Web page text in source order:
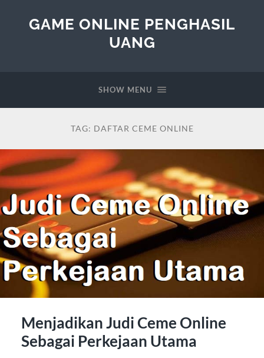
GAME ONLINE PENGHASIL
UANG
SHOW MENU
TAG: DAFTAR CEME ONLINE
Menjadikan Judi Ceme Online
Sebagai Perkejaan Utama